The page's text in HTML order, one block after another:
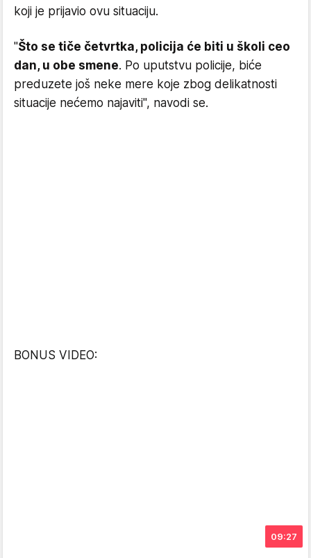
koji je prijavio ovu situaciju.
"Što se tiče četvrtka, policija će biti u školi ceo
dan, u obe smene. Po uputstvu policije, biće
preduzete još neke mere koje zbog delikatnosti
situacije nećemo najaviti", navodi se.
BONUS VIDEO:
09:27